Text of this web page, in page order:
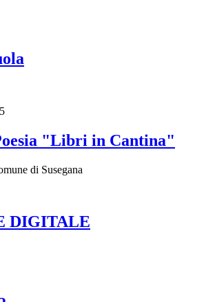
"Libri in Cantina"
di Susegana
DIGITALE